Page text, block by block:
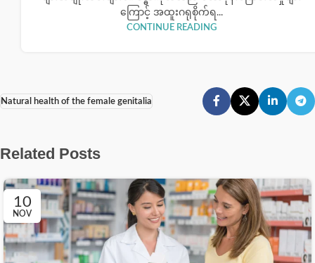
ကြောင့် အထူးဂရုစိုက်ရ...
CONTINUE READING
Natural health of the female genitalia
Related Posts
10
NOV